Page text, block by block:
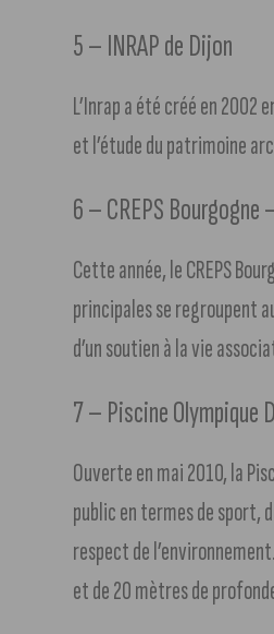
5 – INRAP de Dijon
L’Inrap a été créé en 2002
et l’étude du patrimoine
6 – CREPS Bourgogne
Cette année, le CREPS
principales se regroupent
d’un soutien à la vie
7 – Piscine Olympique
Ouverte en mai 2010, la
public en termes de sport,
respect de
et de 20 mètres de